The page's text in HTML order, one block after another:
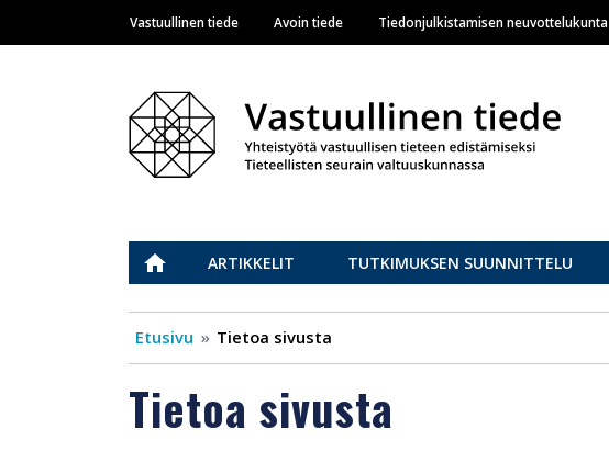
Main navigation
Vastuullinen tiede Avoin tiede Tiedonjulkistamisen neuvottelukunta
Vastuullinen tiede
ETUSIVUARTIKKELIT TUTKIMUKSEN SUUNNITTELU
Etusivu Tietoa sivusta
Tietoa sivusta